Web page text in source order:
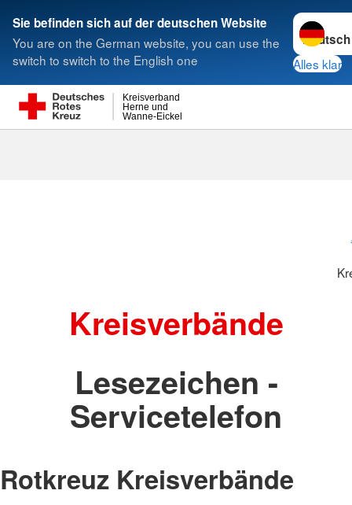
Sie befinden sich auf der deutschen Website
You are on the German website, you can use the
switch to switch to the English one
Sprache
Alles klar
Wanne-Eickel
Herne und
Kreisverband
Suche
Kreisverbände
Lesezeichen -
Servicetelefon
Rotkreuz Kreisverbände